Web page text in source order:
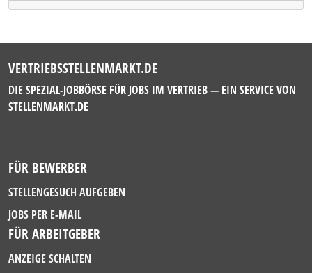
VERTRIEBSSTELLENMARKT.DE
DIE SPEZIAL-JOBBÖRSE FÜR JOBS IM VERTRIEB — EIN SERVICE VON
STELLENMARKT.DE
FÜR BEWERBER
STELLENGESUCH AUFGEBEN
JOBS PER E-MAIL
FÜR ARBEITGEBER
ANZEIGE SCHALTEN